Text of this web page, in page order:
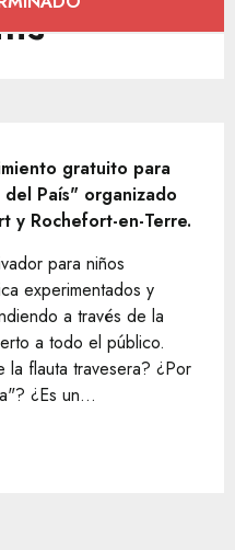
gratuito para
País" organizado
y Rochefort-en-Terre.
para niños
experimentados y
a través de la
a todo el público.
la flauta travesera? ¿Por
¿Es un...